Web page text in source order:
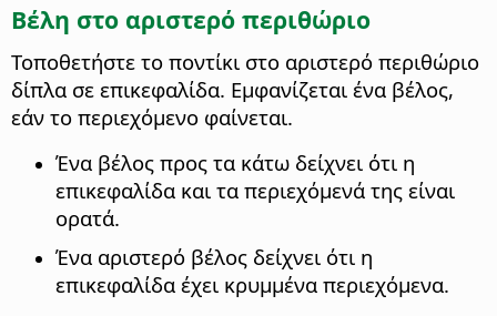
Βέλη στο αριστερό περιθώριο
Τοποθετήστε το ποντίκι στο αριστερό περιθώριο
δίπλα σε επικεφαλίδα. Εμφανίζεται ένα βέλος,
εάν το περιεχόμενο φαίνεται.
Ένα βέλος προς τα κάτω δείχνει ότι η
επικεφαλίδα και τα περιεχόμενά της είναι
ορατά.
Ένα αριστερό βέλος δείχνει ότι η
επικεφαλίδα έχει κρυμμένα περιεχόμενα.